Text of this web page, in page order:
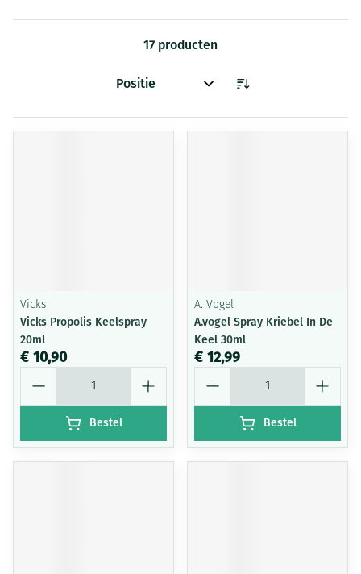
17 producten
Sorteer op:
Vicks
Vicks Propolis Keelspray
20ml
€ 10,90
Bestel
A. Vogel
A.vogel Spray Kriebel In De
Keel 30ml
€ 12,99
Bestel